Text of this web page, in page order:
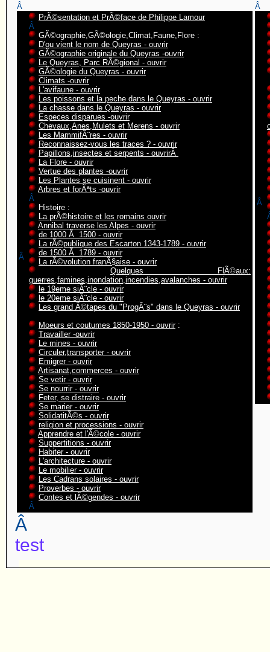
Â
Â
PrÃ©sentation et PrÃ©face de Philippe Lamour
Â
GÃ©ographie,GÃ©ologie,Climat,Faune,Flore :
D'ou vient le nom de Queyras - ouvrir
GÃ©ographie originale du Queyras -ouvrir
Le Queyras, Parc RÃ©gional - ouvrir
GÃ©ologie du Queyras - ouvrir
Climats -ouvrir
L'avifaune - ouvrir
Les poissons et la peche dans le Queyras - ouvrir
La chasse dans le Queyras - ouvrir
Especes disparues -ouvrir
Chevaux,Anes,Mulets et Merens - ouvrir
Les MammifÃ¨res - ouvrir
Reconnaissez-vous les traces ? - ouvrir
Papillons,insectes et serpents - ouvrirÂ
La Flore - ouvrir
Vertue des plantes -ouvrir
Les Plantes se cuisinent - ouvrir
Arbres et forÃªts -ouvrir
Â
Histoire :
La prÃ©histoire et les romains ouvrir
Annibal traverse les Alpes - ouvrir
de 1000 Ã 1500 - ouvrir
La rÃ©publique des Escarton 1343-1789 - ouvrir
de 1500 Ã 1789 - ouvrir
La rÃ©volution franÃ§aise - ouvrir
Quelques FlÃ©aux:
guerres,famines,inondation,incendies,avalanches - ouvrir
le 19eme siÃ¨cle - ouvrir
le 20eme siÃ¨cle - ouvrir
Les grand Ã©tapes du "ProgÃ¨s" dans le Queyras - ouvrir
Moeurs et coutumes 1850-1950 - ouvrir :
Travailler -ouvrir
Le mines - ouvrir
Circuler,transporter - ouvrir
Emigrer - ouvrir
Artisanat,commerces - ouvrir
Se vetir - ouvrir
Se nourrir - ouvrir
Feter, se distraire - ouvrir
Se marier - ouvrir
SolidatitÃ©s - ouvrir
religion et processions - ouvrir
Apprendre et l'Ã©cole - ouvrir
Suppertitions - ouvrir
Habiter - ouvrir
L'architecture - ouvrir
Le mobilier - ouvrir
Les Cadrans solaires - ouvrir
Proverbes - ouvrir
Contes et lÃ©gendes - ouvrir
Â
Â
Â
Â
test